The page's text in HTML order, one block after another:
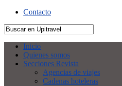
Contacto
Inicio
Quienes somos
Secciones Revista
Agencias de viajes
Cadenas hoteleras